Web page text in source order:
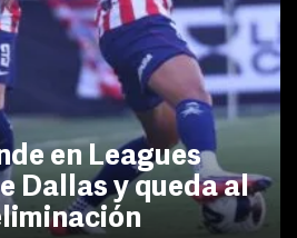
en Leagues
Dallas y queda al